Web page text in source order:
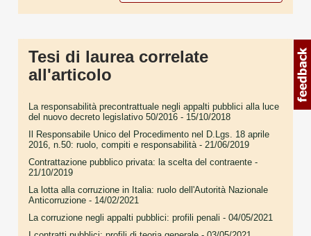
Tesi di laurea correlate
all'articolo
La responsabilità precontrattuale negli appalti pubblici alla luce
del nuovo decreto legislativo 50/2016 - 15/10/2018
Il Responsabile Unico del Procedimento nel D.Lgs. 18 aprile
2016, n.50: ruolo, compiti e responsabilità- 21/06/2019
Contrattazione pubblico privata: la scelta del contraente -
21/10/2019
La lotta alla corruzione in Italia: ruolo dell'Autorità Nazionale
Anticorruzione - 14/02/2021
La corruzione negli appalti pubblici: profili penali - 04/05/2021